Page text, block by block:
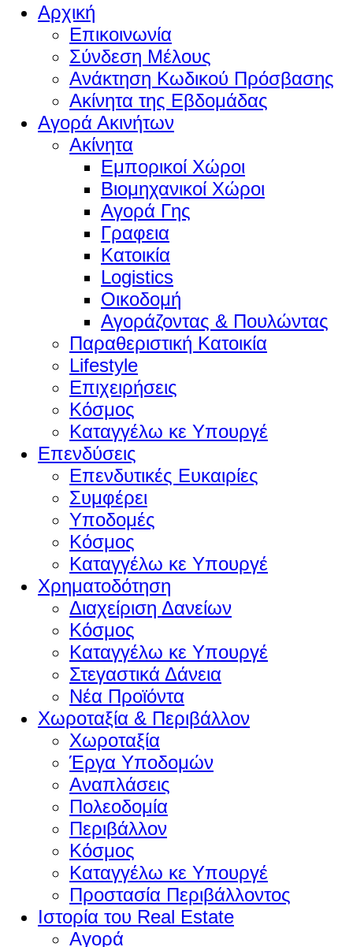
Αρχική
Επικοινωνία
Σύνδεση Μέλους
Ανάκτηση Κωδικού Πρόσβασης
Ακίνητα της Εβδομάδας
Αγορά Ακινήτων
Ακίνητα
Εμπορικοί Χώροι
Βιομηχανικοί Χώροι
Αγορά Γης
Γραφεια
Κατοικία
Logistics
Οικοδομή
Αγοράζοντας & Πουλώντας
Παραθεριστική Κατοικία
Lifestyle
Επιχειρήσεις
Κόσμος
Καταγγέλω κε Υπουργέ
Επενδύσεις
Επενδυτικές Ευκαιρίες
Συμφέρει
Υποδομές
Κόσμος
Καταγγέλω κε Υπουργέ
Χρηματοδότηση
Διαχείριση Δανείων
Κόσμος
Καταγγέλω κε Υπουργέ
Στεγαστικά Δάνεια
Νέα Προϊόντα
Χωροταξία & Περιβάλλον
Χωροταξία
Έργα Υποδομών
Αναπλάσεις
Πολεοδομία
Περιβάλλον
Κόσμος
Καταγγέλω κε Υπουργέ
Προστασία Περιβάλλοντος
Ιστορία του Real Estate
Αγορά